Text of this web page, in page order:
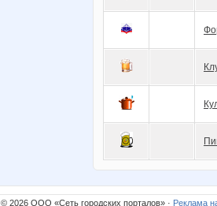
© 2026 ООО «Сеть городских порталов» · Реклама